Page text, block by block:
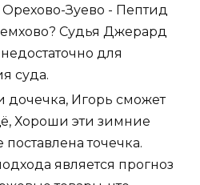
Зуево - Пептид
Судья Джерард
для
суда.
дочечка, Игорь сможет
Хороши эти зимние
поставлена точечка.
является прогноз